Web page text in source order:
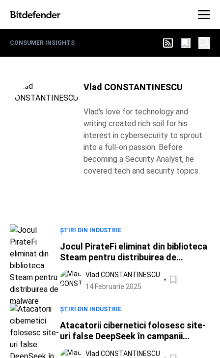
CONSUMER INSIGHTS
Vlad CONSTANTINESCU
Vlad's love for technology and
writing created rich soil for his
interest in cybersecurity to sprout
into a full-on passion. Before
becoming a Security Analyst, he
covered tech and security topics.
ȘTIRI DIN INDUSTRIE
Jocul PirateFi eliminat din biblioteca
Steam pentru distribuirea de
malware
Vlad CONSTANTINESCU
14 Februarie 2025
ȘTIRI DIN INDUSTRIE
Atacatorii cibernetici folosesc site-
uri false DeepSeek în campanii
malițioase
Vlad CONSTANTINESCU